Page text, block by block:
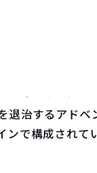
退治するアドベ
で構成されて